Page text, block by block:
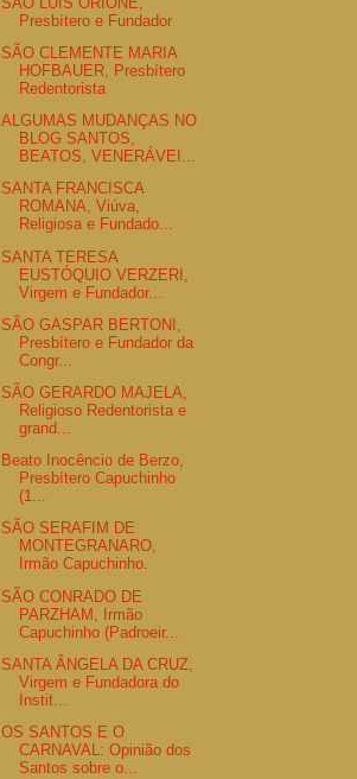
Presbítero e Fundador
SÃO CLEMENTE MARIA
HOFBAUER, Presbítero
Redentorista
ALGUMAS MUDANÇAS NO
BLOG SANTOS,
BEATOS, VENERÁVEI...
SANTA FRANCISCA
ROMANA, Viúva,
Religiosa e Fundado...
SANTA TERESA
EUSTÓQUIO VERZERI,
Virgem e Fundador...
SÃO GASPAR BERTONI,
Presbítero e Fundador da
Congr...
SÃO GERARDO MAJELA,
Religioso Redentorista e
grand...
Beato Inocêncio de Berzo,
Presbítero Capuchinho
(1...
SÃO SERAFIM DE
MONTEGRANARO,
Irmão Capuchinho.
SÃO CONRADO DE
PARZHAM, Irmão
Capuchinho (Padroeir...
SANTA ÂNGELA DA CRUZ,
Virgem e Fundadora do
Instit...
OS SANTOS E O
CARNAVAL: Opinião dos
Santos sobre o...